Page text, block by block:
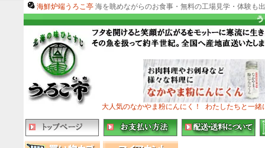
海鮮炉端うろこ亭 海を眺めながらのお食事・無料の工場見学・体験も
大人気のなかやま粉にんにく！ わたしたちと一緒